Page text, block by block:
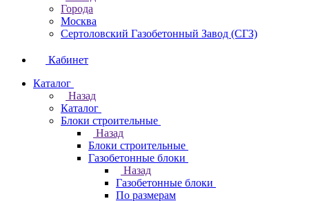
Города
Москва
Сертоловский Газобетонный Завод (СГЗ)
Кабинет
Каталог
Назад
Каталог
Блоки строительные
Назад
Блоки строительные
Газобетонные блоки
Назад
Газобетонные блоки
По размерам